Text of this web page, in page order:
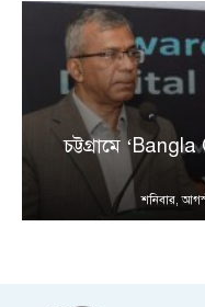
চট্টগ্রামে
শনিবার,